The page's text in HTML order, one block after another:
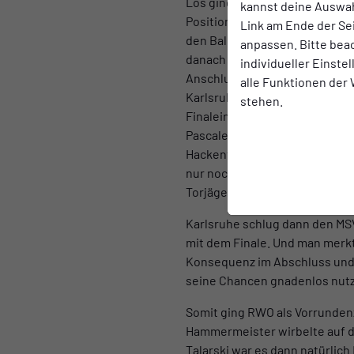
kannst deine
Link am Ende der
anpassen. Bitte
individueller
alle Funktionen der
stehen.
Position wurde geblockt, den
den Ball eigentlich nur
danach ließ der Druck etwas
Anschluss gelang. Aber
Karlsruhe im nächsten Spiel
Finaleinzug. Und nach den
Pascale Talarski erzielte die
Hackentrick von Ludwig
nur noch mit Schmerzen
Torjägerkanone ging, legte
Karlsruhe schlug dann den
mit dem Finale. Und man
Konsequenz im Abschluss
seine Chancen gnadenlos
Somit ging RWO als
Hammermeister wirbelte auf
Talarski war es dann